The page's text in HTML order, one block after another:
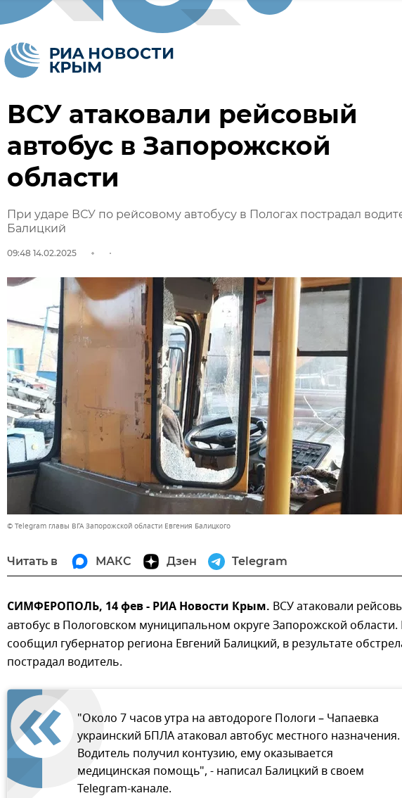
ВСУ атаковали рейсовый
автобус в Запорожской
области
При ударе ВСУ по рейсовому автобусу в Пологах пострадал
Балицкий
09:48 14.02.2025
© Telegram главы ВГА Запорожской области Евгения Балицкого
Читать в МАКС Дзен Telegram
СИМФЕРОПОЛЬ, 14 фев - РИА Новости Крым. ВСУ атаковали
автобус в Пологовском муниципальном округе Запорожской области.
сообщил губернатор региона Евгений Балицкий, в результате
пострадал водитель.
"Около 7 часов утра на автодороге Пологи – Чапаевка
украинский БПЛА атаковал автобус местного назначения.
Водитель получил контузию, ему оказывается
медицинская помощь", - написал Балицкий в своем
Telegram-канале.